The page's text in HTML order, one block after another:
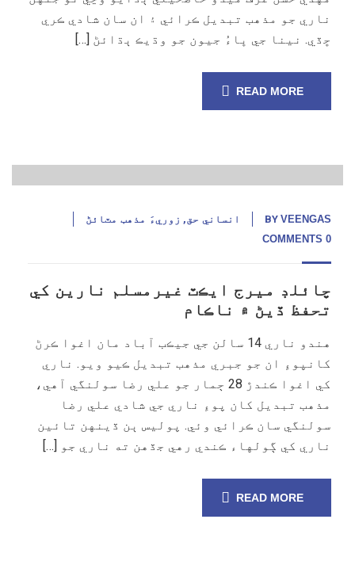
ناري جو مذهب تبديل ڪرائي ۽ ان سان شادي ڪري
ڇڏي. نينا جي ڀاءُ جيون جو وڌيڪ ٻڌائڻ […]
READ MORE
21
BY VEENGAS انساني حق, زوريءَ مذهب مٽائڻ
0 COMMENTS
چائلڊ ميرج ايڪٽ غيرمسلم نارين کي
تحفظ ڏيڻ ۾ ناڪام
هندو ناري 14 سالن جي جيڪب آباد مان اغوا ڪرڻ
کانپوءِ ان جو جبري مذهب تبديل ڪيو ويو. ناري
کي اغوا ڪندڙ 28 ڄمار جو علي رضا سولنگي آهي،
مذهب تبديل کان پوءِ ناري جي شادي علي رضا
سولنگي سان ڪرائي وئي. پوليس ٻن ڏينهن تائين
ناري کي ڳولهاء ڪندي رهي جڏهن ته ناري جو […]
READ MORE